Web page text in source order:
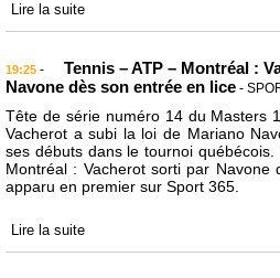
Lire la suite
19:25 -
Tennis – ATP – Montréal :
Navone dès son entrée en lice -
Tête de série numéro 14 du Masters
Vacherot a subi la loi de Mariano
ses débuts dans le tournoi québécois.
Montréal : Vacherot sorti par Navone
apparu en premier sur Sport 365.
Lire la suite